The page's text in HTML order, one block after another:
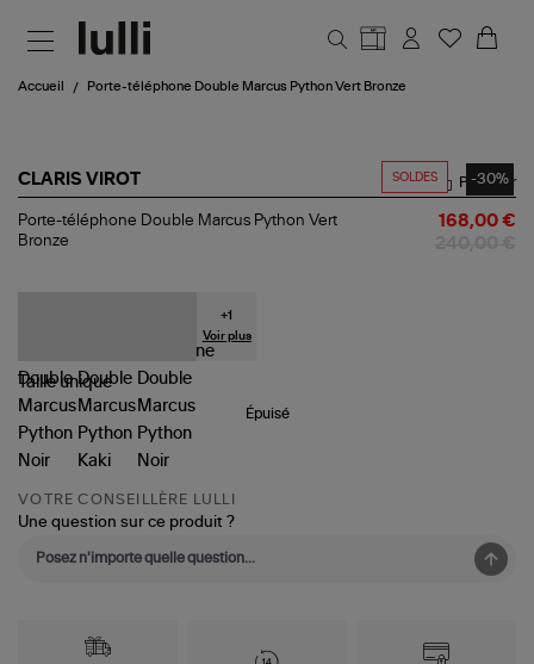
Accueil Porte-téléphone Double Marcus Python Vert Bronze
SOLDES -30%
CLARIS VIROT
Porte-
téléphone
Partager
Porte-téléphone Double Marcus Python Vert
Bronze
168,00 €
+1
Voir plus
Tailleunique
Épuisé
VOTRE CONSEILLÈRE LULLI
Une question sur ce produit ?